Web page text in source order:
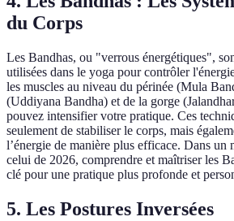
du Corps
Les Bandhas, ou "verrous énergétiques",
utilisées dans le yoga pour contrôler
les muscles au niveau du périnée (Mula
(Uddiyana Bandha) et de la gorge
pouvez intensifier votre pratique. Ces
seulement de stabiliser le corps, mais
l’énergie de manière plus efficace. Dans un
celui de 2026, comprendre et maîtriser les
clé pour une pratique plus profonde et
5. Les Postures Inversées